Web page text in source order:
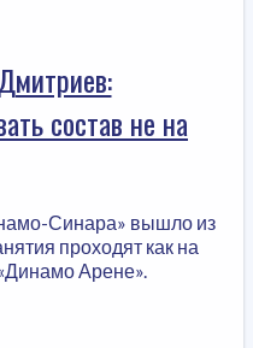
состав не на
Синара» вышло из
проходят как на
Арене».